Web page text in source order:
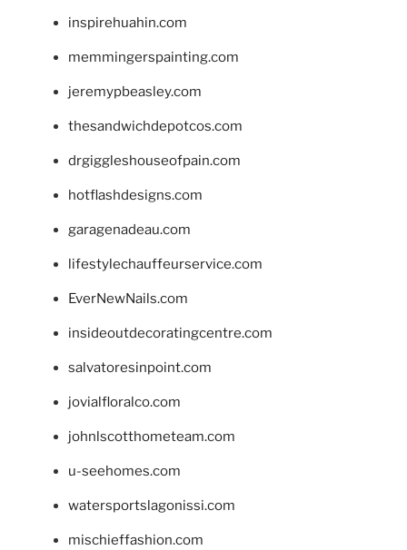
inspirehuahin.com
memmingerspainting.com
jeremypbeasley.com
thesandwichdepotcos.com
drgiggleshouseofpain.com
hotflashdesigns.com
garagenadeau.com
lifestylechauffeurservice.com
EverNewNails.com
insideoutdecoratingcentre.com
salvatoresinpoint.com
jovialfloralco.com
johnlscotthometeam.com
u-seehomes.com
watersportslagonissi.com
mischieffashion.com